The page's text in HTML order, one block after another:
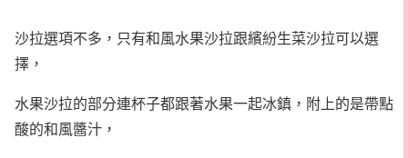
沙拉選項不多，只有和風水果沙拉跟繽紛生菜沙拉可以選
擇，
水果沙拉的部分連杯子都跟著水果一起冰鎮，附上的是帶點
酸的和風醬汁，